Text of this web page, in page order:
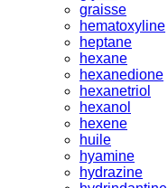
graisse
hematoxyline
heptane
hexane
hexanedione
hexanetriol
hexanol
hexene
huile
hyamine
hydrazine